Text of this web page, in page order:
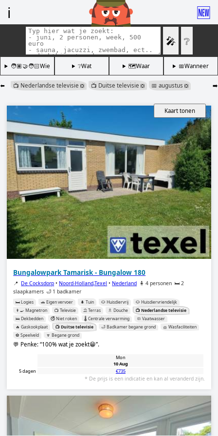
ℹ️ 🆕
🎤 ❔
🧑🏽‍🤝‍🧑🏻Wie ❔Wat 🗺️Waar 📅Wanneer
⬅️ ➡️
📺 Nederlandse televisie ❎ 📺 Duitse televisie ❎ 📅 augustus ❎
Kaart tonen
Bungalowpark Tamarisk - Bungalow 180
📍 De Cocksdorp • Noord-Holland,Texel • Nederland 🧍 4 personen 🛏️ 2
slaapkamers 🛁 1 badkamer
🛏️ Logies 🚗 Eigen vervoer 🌲 Tuin 🐶 Huisdiervrij
🐶 Huisdiervriendelijk
👨‍🍳 Magnetron
📺 Televisie ⛱️ Terras 🚿 Douche
📺 Nederlandse televisie
🛌 Dekbedden
🚭 Niet roken 🌡️ Centrale verwarming
🧼 Vaatwasser
🔥 Gaskookplaat
📺 Duitse televisie 🛁 Badkamer begane grond
🧺 Wasfaciliteiten
⚽️ Speelveld
🔽 Begane grond
💬 Penke: 100% wat je zoekt😁 .
Mon
10 Aug
5 dagen
€735
* De prijs is een indicatie en kan al veranderd zijn.